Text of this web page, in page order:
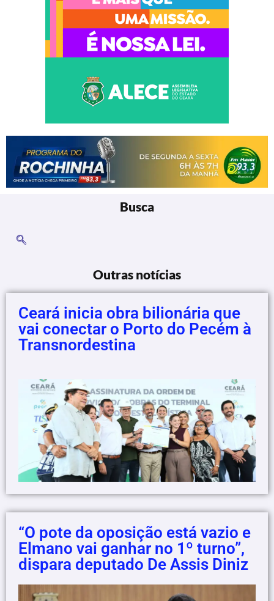
Busca
Outras notícias
Ceará inicia obra bilionária que
vai conectar o Porto do Pecém à
Transnordestina
“O pote da oposição está vazio e
Elmano vai ganhar no 1º turno”,
dispara deputado De Assis Diniz